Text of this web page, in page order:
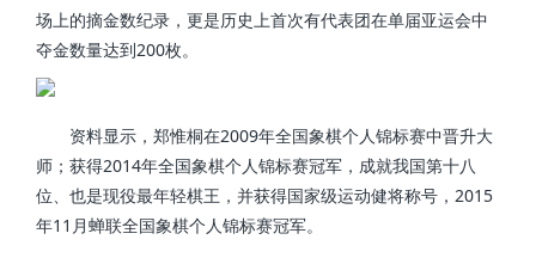
场上的摘金数纪录，更是历史上首次有代表团在单届亚运会中
夺金数量达到200枚。
资料显示，郑惟桐在2009年全国象棋个人锦标赛中晋升大
师；获得2014年全国象棋个人锦标赛冠军，成就我国第十八
位、也是现役最年轻棋王，并获得国家级运动健将称号，2015
年11月蝉联全国象棋个人锦标赛冠军。